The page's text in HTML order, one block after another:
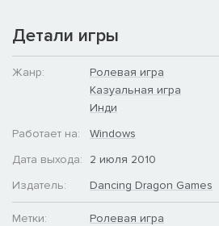
Детали игры
Жанр:
Ролевая игра
Казуальная игра
Инди
Работает на:
Windows
Дата выхода:
2 июля 2010
Издатель:
Dancing Dragon Games
Метки:
Ролевая игра